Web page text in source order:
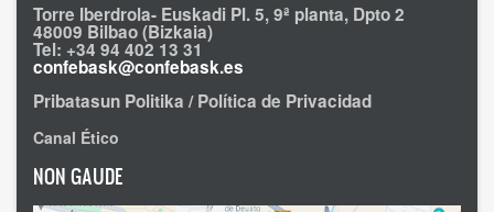
Torre Iberdrola- Euskadi Pl. 5, 9ª planta, Dpto 2
48009 Bilbao (Bizkaia)
Tel: +34 94 402 13 31
confebask@confebask.es
Pribatasun Politika / Política de Privacidad
Canal Ético
NON GAUDE